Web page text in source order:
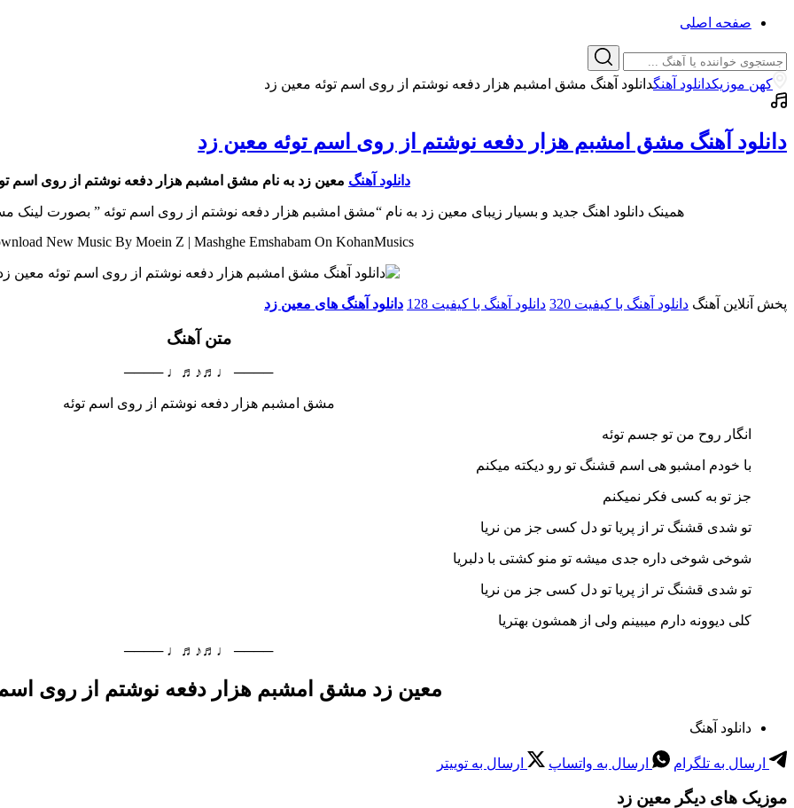
صفحه اصلی
کهن موزیکدانلود آهنگدانلود آهنگ مشق امشبم هزار دفعه نوشتم از روی اسم توئه معین زد
دانلود آهنگ مشق امشبم هزار دفعه نوشتم از روی اسم توئه معین زد
دانلود آهنگ معین زد به نام مشق امشبم هزار دفعه نوشتم از روی اسم
همینک دانلود اهنگ جدید و بسیار زیبای معین زد به نام “مشق امشبم هزار دفعه نوشتم از روی اسم توئه ” بصورت لینک
New Music By Moein Z | Mashghe Emshabam On KohanMusics
پخش آنلاین آهنگ دانلود آهنگ با کیفیت 320 دانلود آهنگ با کیفیت 128 دانلود آهنگ های معین زد
متن آهنگ
──── ♩♬♪♬♩ ────
مشق امشبم هزار دفعه نوشتم از روی اسم توئه
انگار روح من تو جسم توئه
با خودم امشبو هی اسم قشنگ تو رو دیکته میکنم
جز تو به کسی فکر نمیکنم
تو شدی قشنگ تر از پریا تو دل کسی جز من نریا
شوخی شوخی داره جدی میشه تو منو کشتی با دلبریا
تو شدی قشنگ تر از پریا تو دل کسی جز من نریا
کلی دیوونه دارم میبینم ولی از همشون بهتریا
──── ♩♬♪♬♩ ────
معین زد مشق امشبم هزار دفعه نوشتم از روی
دانلود آهنگ
ارسال به تلگرام ارسال به واتساپ ارسال به توییتر
موزیک های دیگر معین زد